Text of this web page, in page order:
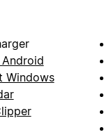
Windows